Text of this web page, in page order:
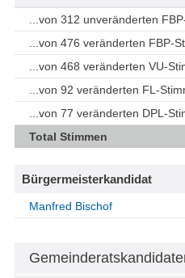
...von 312 unveränderten
...von 476 veränderten FBP-
...von 468 veränderten VU-
...von 92 veränderten FL-
...von 77 veränderten DPL-
Total Stimmen
Bürgermeisterkandidat
Manfred Bischof